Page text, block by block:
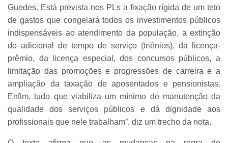
Guedes. Está prevista nos PLs a fixação rígida de um teto
de gastos que congelará todos os investimentos públicos
indispensáveis ao atendimento da população, a extinção
do adicional de tempo de serviço (triênios), da licença-
prêmio, da licença especial, dos concursos públicos, a
limitação das promoções e progressões de carreira e a
ampliação da taxação de aposentados e pensionistas.
Enfim, tudo que viabiliza um mínimo de manutenção da
qualidade dos serviços públicos e dá dignidade aos
profissionais que nele trabalham”, diz um trecho da nota.